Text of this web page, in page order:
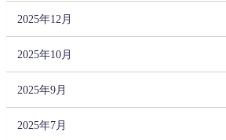
2025年12月
2025年10月
2025年9月
2025年7月